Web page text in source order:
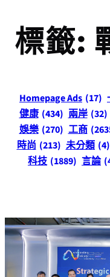
標籤:
Homepage Ads (17)
健康 (434) 兩岸 (32)
娛樂 (270) 工商
時尚 (213) 未分類 (4)
科技 (1889) 言論